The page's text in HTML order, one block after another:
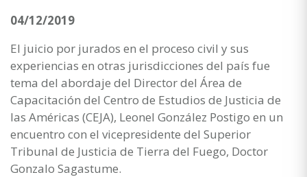
04/12/2019
El juicio por jurados en el proceso civil y sus
experiencias en otras jurisdicciones del país fue
tema del abordaje del Director del Área de
Capacitación del Centro de Estudios de Justicia de
las Américas (CEJA), Leonel González Postigo en un
encuentro con el vicepresidente del Superior
Tribunal de Justicia de Tierra del Fuego, Doctor
Gonzalo Sagastume.